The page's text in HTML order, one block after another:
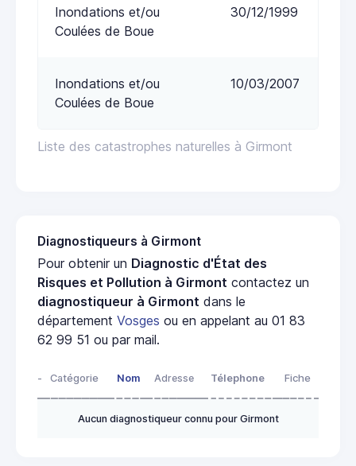
Liste des catastrophes naturelles à Girmont
Inondations et/ou
Coulées de Boue
30/12/1999
Inondations et/ou
Coulées de Boue
10/03/2007
Diagnostiqueurs à Girmont
Pour obtenir un Diagnostic d'État des
Risques et Pollution à Girmont contactez un
diagnostiqueur à Girmont dans le
département Vosges ou en appelant au 01 83
62 99 51 ou par mail.
- Catégorie Nom Adresse Télephone Fiche
Aucun diagnostiqueur connu pour Girmont